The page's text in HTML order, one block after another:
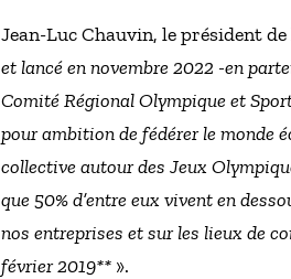
Jean-Luc Chauvin, le président
et lancé en novembre 2022 -en
Comité Régional Olympique et
pour ambition de fédérer le monde
collective autour des Jeux
que 50% d’entre eux vivent en
nos entreprises et sur les lieux de
février 2019** ».